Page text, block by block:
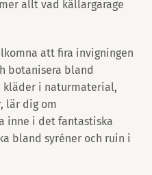
allt vad källargarage
att fira invigningen
botanisera bland
kläder i naturmaterial,
lär dig om
inne i det fantastiska
bland syréner och ruin i